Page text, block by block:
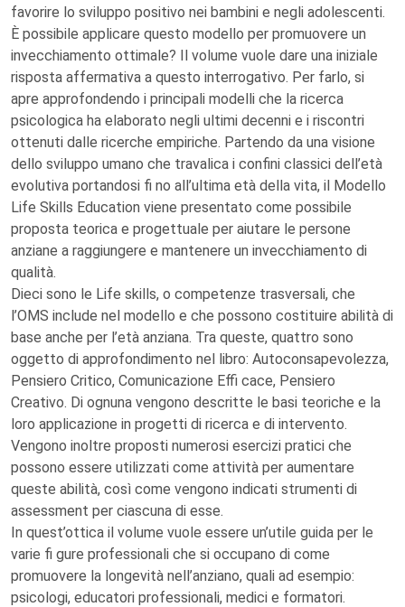
favorire lo sviluppo positivo nei bambini e negli adolescenti.
È possibile applicare questo modello per promuovere un
invecchiamento ottimale? Il volume vuole dare una iniziale
risposta affermativa a questo interrogativo. Per farlo, si
apre approfondendo i principali modelli che la ricerca
psicologica ha elaborato negli ultimi decenni e i riscontri
ottenuti dalle ricerche empiriche. Partendo da una visione
dello sviluppo umano che travalica i confini classici dell’età
evolutiva portandosi fi no all’ultima età della vita, il Modello
Life Skills Education viene presentato come possibile
proposta teorica e progettuale per aiutare le persone
anziane a raggiungere e mantenere un invecchiamento di
qualità.
Dieci sono le Life skills, o competenze trasversali, che
l’OMS include nel modello e che possono costituire abilità di
base anche per l’età anziana. Tra queste, quattro sono
oggetto di approfondimento nel libro: Autoconsapevolezza,
Pensiero Critico, Comunicazione Effi cace, Pensiero
Creativo. Di ognuna vengono descritte le basi teoriche e la
loro applicazione in progetti di ricerca e di intervento.
Vengono inoltre proposti numerosi esercizi pratici che
possono essere utilizzati come attività per aumentare
queste abilità, così come vengono indicati strumenti di
assessment per ciascuna di esse.
In quest’ottica il volume vuole essere un’utile guida per le
varie fi gure professionali che si occupano di come
promuovere la longevità nell’anziano, quali ad esempio:
psicologi, educatori professionali, medici e formatori.